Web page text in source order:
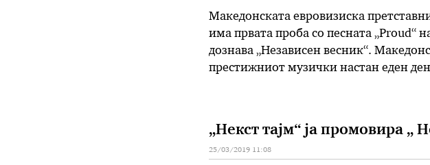
Македонската евровизиска
има првата проба со песната „Proud“
дознава „Независен весник“.
престижниот музички настан еден
„Некст тајм“ ја промовира „
25/03/2019 11:08